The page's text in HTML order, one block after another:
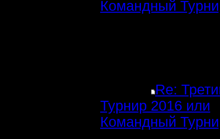
Командный
Re:
Турнир 2016 или
Командный